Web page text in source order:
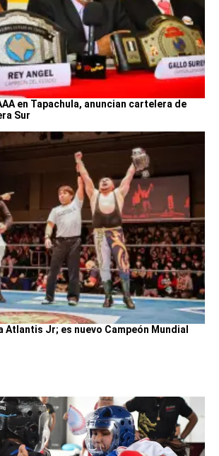
en Tapachula, anuncian cartelera de
Sur
Atlantis Jr; es nuevo Campeón Mundial